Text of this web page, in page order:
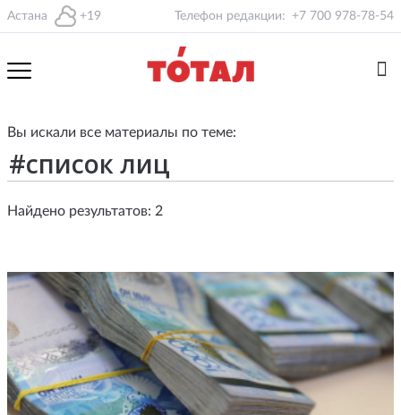
Астана +19 Телефон редакции: +7 700 978-78-54
Вы искали все материалы по теме:
Найдено результатов: 2